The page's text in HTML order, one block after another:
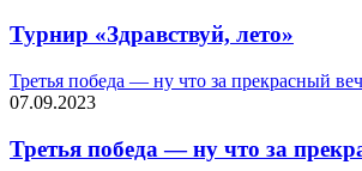
Турнир «Здравствуй, лето»
Третья победа — ну что за прекрасный
07.09.2023
Третья победа — ну что за